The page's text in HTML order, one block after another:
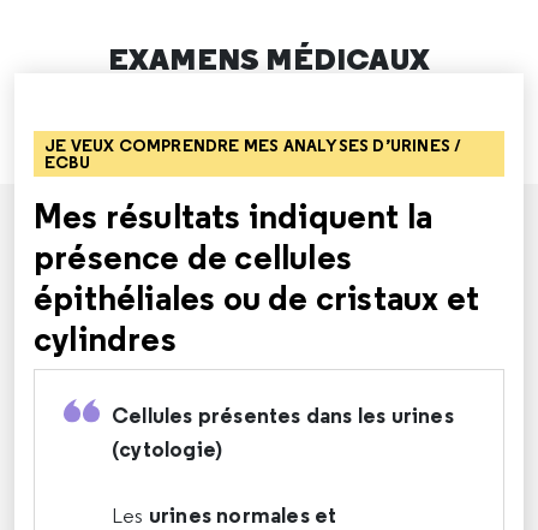
EXAMENS MÉDICAUX
JE VEUX COMPRENDRE MES ANALYSES D’URINES /
ECBU
Mes résultats indiquent la
présence de cellules
épithéliales ou de cristaux et
cylindres
Cellules présentes dans les urines
(cytologie)
Les urines normales et